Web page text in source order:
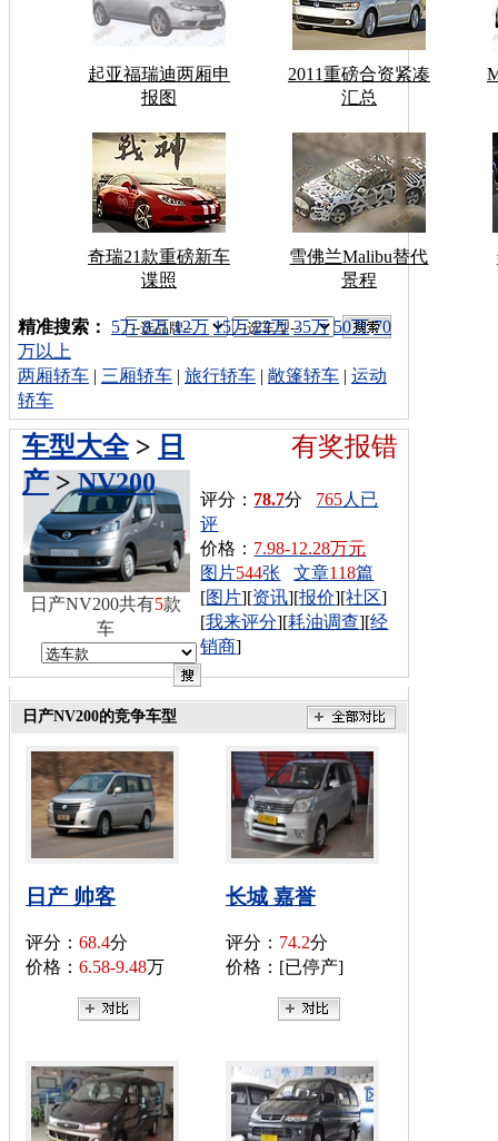
起亚福瑞迪两厢申
报图
2011重磅合资紧凑
汇总
奇瑞21款重磅新车
谍照
雪佛兰Malibu替代
景程
车型搜索：
精准搜索： 5万 8万 12万 15万 22万 35万 50万 70
万以上
两厢轿车 | 三厢轿车 | 旅行轿车 | 敞篷轿车 | 运动
轿车
有奖报错
车型大全> 日
产 >NV200
评分： 78.7分 765人已
评
价格： 7.98-12.28万元
图片544张 文章118篇
[图片][资讯][报价][社区]
[我来评分][耗油调查][经
销商]
日产NV200共有5款
车
日产NV200的竞争车型
日产 帅客
评分： 68.4分
价格： 6.58-9.48万
长城 嘉誉
评分： 74.2分
价格：[已停产]